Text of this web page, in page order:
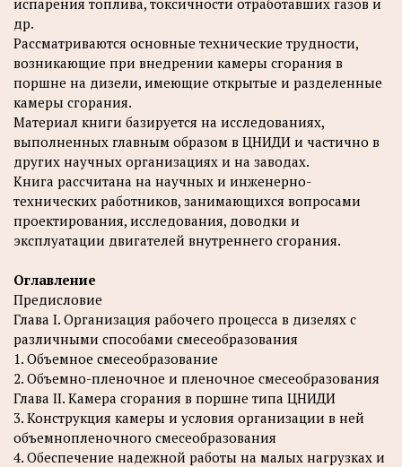
испарения топлива, токсичности отработавших газов и
др.
Рассматриваются основные технические трудности,
возникающие при внедрении камеры сгорания в
поршне на дизели, имеющие открытые и разделенные
камеры сгорания.
Материал книги базируется на исследованиях,
выполненных главным образом в ЦНИДИ и частично в
других научных организациях и на заводах.
Книга рассчитана на научных и инженерно-
технических работников, занимающихся вопросами
проектирования, исследования, доводки и
эксплуатации двигателей внутреннего сгорания.
Оглавление
Предисловие
Глава I. Организация рабочего процесса в дизелях с
различными способами смесеобразования
1. Объемное смесеобразование
2. Объемно-пленочное и пленочное смесеобразования
Глава II. Камера сгорания в поршне типа ЦНИДИ
3. Конструкция камеры и условия организации в ней
объемнопленочного смесеобразования
4. Обеспечение надежной работы на малых нагрузках и